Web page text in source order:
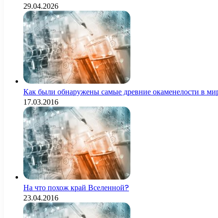
29.04.2026
Как были обнаружены самые древние окаменелости в
17.03.2016
На что похож край Вселенной?
23.04.2016